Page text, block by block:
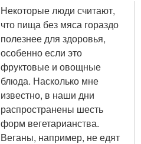
Некоторые люди считают,
что пища без мяса гораздо
полезнее для здоровья,
особенно если это
фруктовые и овощные
блюда. Насколько мне
известно, в наши дни
распространены шесть
форм вегетарианства.
Веганы, например, не едят